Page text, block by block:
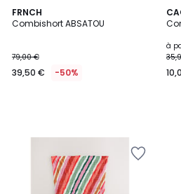
FRNCH
Combishort ABSATOU
79,00 €
39,50 € -50%
à
2